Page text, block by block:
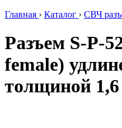
Главная › Каталог › СВЧ
Разъем S-P-
female)
толщиной